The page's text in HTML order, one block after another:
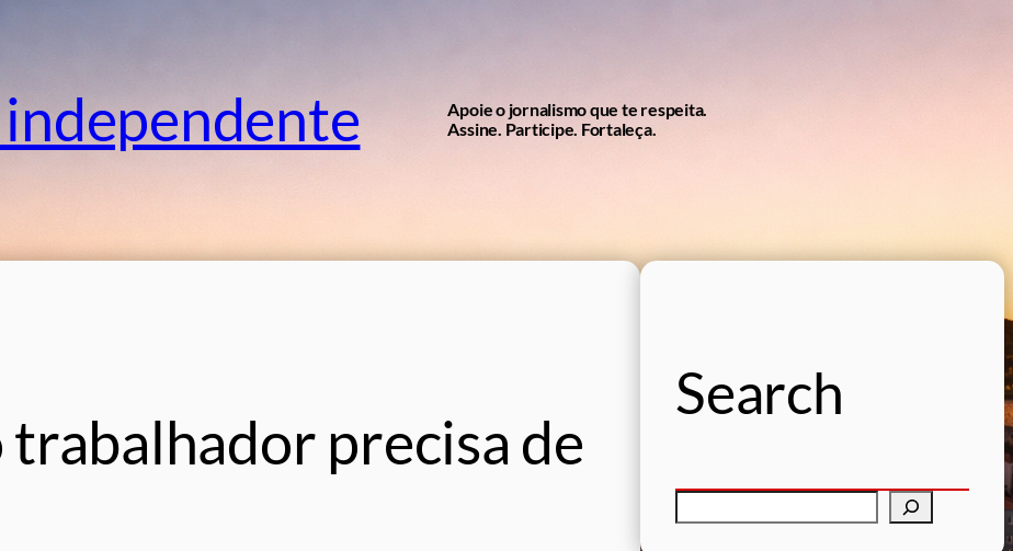
Apoie o jornalismo que te respeita.
Assine. Participe. Fortaleça.
precisa de
Search